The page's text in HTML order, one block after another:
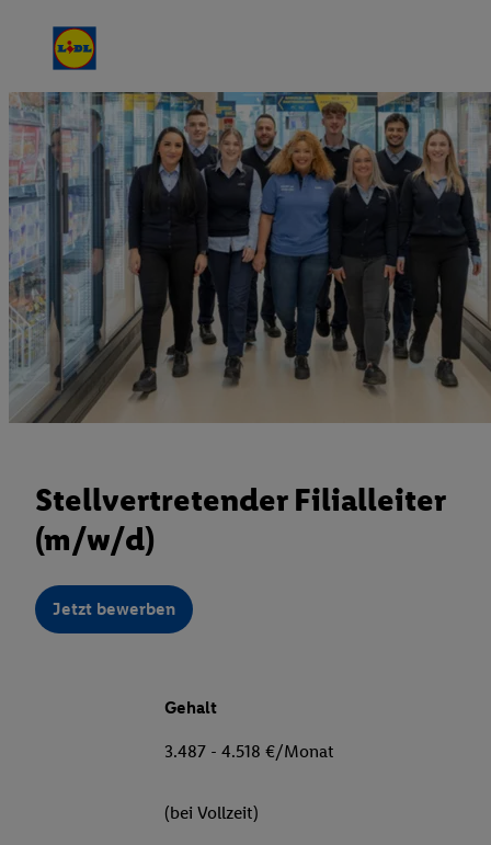
Stellvertretender Filialleiter
(m/w/d)
Jetzt bewerben
Gehalt
3.487 - 4.518 €/Monat
(bei Vollzeit)